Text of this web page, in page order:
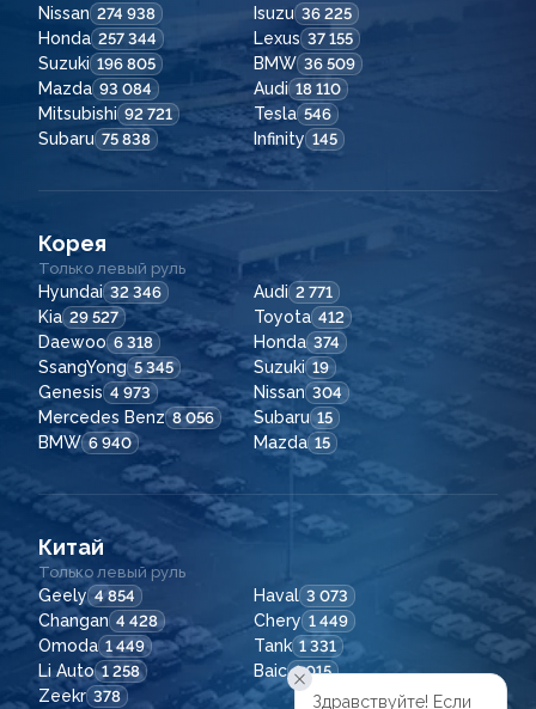
Nissan 274 938 Isuzu 36 225
Honda 257 344 Lexus 37 155
Suzuki 196 805 BMW 36 509
Mazda 93 084 Audi 18 110
Mitsubishi 92 721 Tesla 546
Subaru 75 838 Infinity 145
Корея
Только левый руль
Hyundai 32 346 Audi 2 771
Kia 29 527 Toyota 412
Daewoo 6 318 Honda 374
SsangYong 5 345 Suzuki 19
Genesis 4 973 Nissan 304
Mercedes Benz 8 056 Subaru 15
BMW 6 940 Mazda 15
Китай
Только левый руль
Geely 4 854 Haval 3 073
Changan 4 428 Chery 1 449
Omoda 1 449 Tank 1 331
Li Auto 1 258 Baic 1 015
Zeekr 378 Здравствуйте! Если